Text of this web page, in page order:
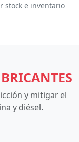
stock e inventario
y mitigar el
y diésel.